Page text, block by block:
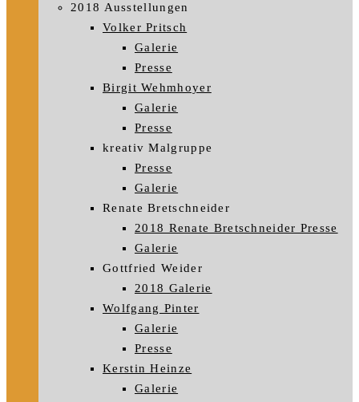
2018 Ausstellungen
Volker Pritsch
Galerie
Presse
Birgit Wehmhoyer
Galerie
Presse
kreativ Malgruppe
Presse
Galerie
Renate Bretschneider
2018 Renate Bretschneider Presse
Galerie
Gottfried Weider
2018 Galerie
Wolfgang Pinter
Galerie
Presse
Kerstin Heinze
Galerie